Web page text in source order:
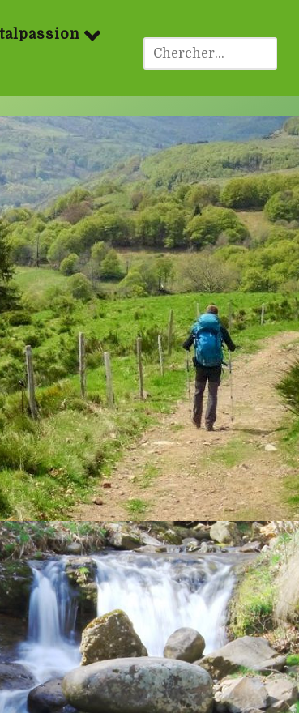
La reproduction des textes et photos
du présent site est soumise à
autorisation
--------------
Le billet